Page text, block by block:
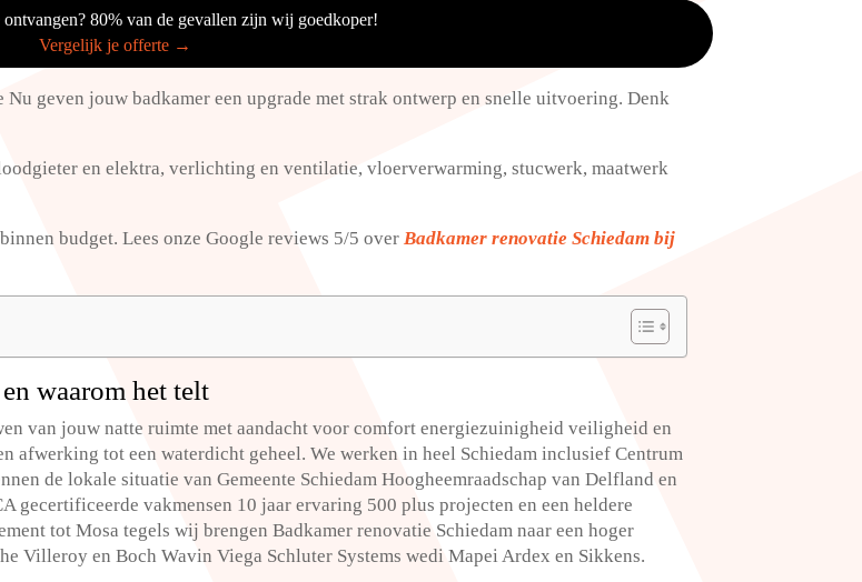
80% van de gevallen zijn wij goedkoper!
Vergelijk je offerte →
geven jouw badkamer een upgrade met strak ontwerp en snelle uitvoering.​ Denk
en elektra, verlichting en ventilatie, vloerverwarming, stucwerk, maatwerk
budget.​ Lees onze Google reviews 5/5 overBadkamer renovatie Schiedam bij
waarom het telt
van jouw natte ruimte met aandacht voor comfort energiezuinigheid veiligheid en
afwerking tot een waterdicht geheel.​ We werken in heel Schiedam inclusief Centrum
de lokale situatie van Gemeente Schiedam Hoogheemraadschap van Delfland en
gecertificeerde vakmensen 10 jaar ervaring 500 plus projecten en een heldere
tot Mosa tegels wij brengen Badkamer renovatie Schiedam naar een hoger
Villeroy en Boch Wavin Viega Schluter Systems wedi Mapei Ardex en Sikkens.​